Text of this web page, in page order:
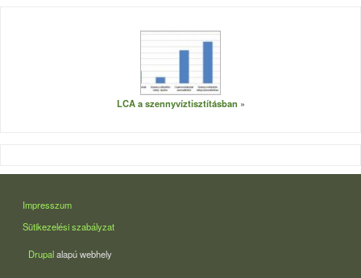
LCA a szennyvíztisztításban
LÁBLÉC
Impresszum
Sütikezelési szabályzat
Drupalalapú webhely